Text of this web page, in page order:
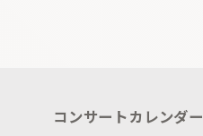
コンサートカレンダー